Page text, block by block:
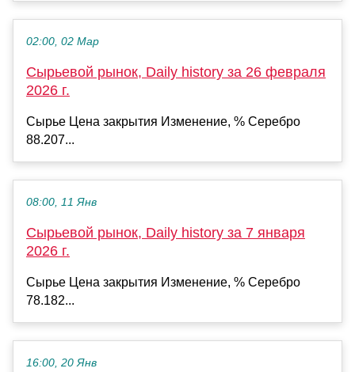
02:00, 02 Мар
Сырьевой рынок, Daily history за 26 февраля
2026 г.
Сырье Цена закрытия Изменение, % Серебро
88.207...
08:00, 11 Янв
Сырьевой рынок, Daily history за 7 января
2026 г.
Сырье Цена закрытия Изменение, % Серебро
78.182...
16:00, 20 Янв